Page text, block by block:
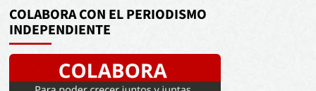
audio
COLABORA CON EL PERIODISMO
INDEPENDIENTE